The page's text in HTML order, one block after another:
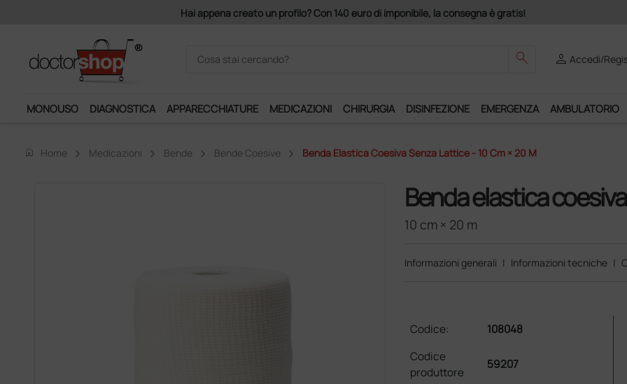
Hai appena creato un profilo? Con 140 euro di imponibile, la consegna è gratis!
search personAccedi/
MONOUSO DIAGNOSTICA APPARECCHIATURE MEDICAZIONI CHIRURGIA DISINFEZIONE EMERGENZA AMBULATORIO
home Home Medicazioni Bende Bende Coesive Benda Elastica Coesiva Senza Lattice - 10 Cm × 20 M
Benda elastica
10 cm × 20 m
Informazioni generali | Informazioni tecniche |
Codice:
108048
Codice
produttore
59207